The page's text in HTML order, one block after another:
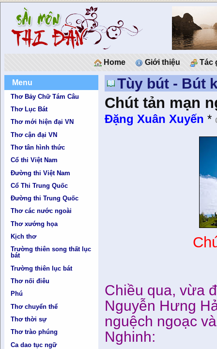
Home Giới thiệu Tác
Menu
Thơ Bảy Chữ Tám Câu
Thơ Lục Bát
Thơ mới hiện đại VN
Thơ cận đại VN
Thơ tân hình thức
Cổ thi Việt Nam
Đường thi Việt Nam
Cổ Thi Trung Quốc
Đường thi Trung Quốc
Thơ các nước ngoài
Thơ xướng họa
Kịch thơ
Trường thiên song thất lục
bát
Trường thiên lục bát
Thơ nối điêu
Phú
Thơ chuyển thể
Thơ thời sự
Thơ trào phúng
Ca dao tục ngữ
Tùy bút - Bút
Chút tản mạn
Đặng Xuân Xuyến *
Chiều qua, vừa
Nguyễn Hưng
nguệch ngoạc
Nghinh: